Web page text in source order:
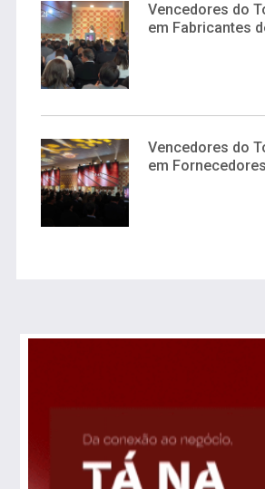
Vencedores do
em Fabricantes
Vencedores do
em